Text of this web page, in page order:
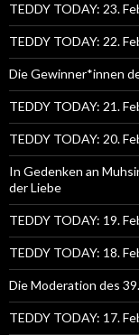
TEDDY TODAY: 23.
TEDDY TODAY: 22.
Die Gewinner*innen
TEDDY TODAY: 21.
TEDDY TODAY: 20.
In Gedenken an
der Liebe
TEDDY TODAY: 19.
TEDDY TODAY: 18.
Die Moderation des
TEDDY TODAY: 17.